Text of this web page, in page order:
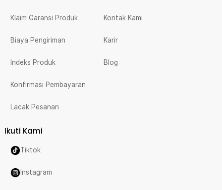
Klaim Garansi Produk
Biaya Pengiriman
Indeks Produk
Konfirmasi Pembayaran
Lacak Pesanan
Kontak Kami
Karir
Blog
Ikuti Kami
Tiktok
Instagram